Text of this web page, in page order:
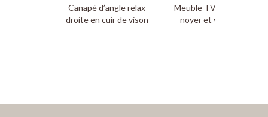
Canapé d’angle relax
droite en cuir de vison
Meuble TV en bois de
noyer et vitrail noir